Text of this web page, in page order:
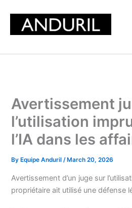
content
Avertissement
l’utilisation
l’IA dans les
By Equipe Anduril/ March 20, 2026
Avertissement d’un juge sur
propriétaire ait utilisé une défense